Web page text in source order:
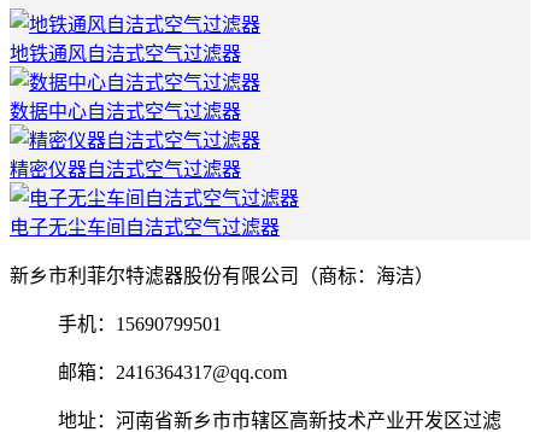
地铁通风自洁式空气过滤器
数据中心自洁式空气过滤器
精密仪器自洁式空气过滤器
电子无尘车间自洁式空气过滤器
新乡市利菲尔特滤器股份有限公司（商标：海洁）
手机：15690799501
邮箱：2416364317@qq.com
地址：河南省新乡市市辖区高新技术产业开发区过滤